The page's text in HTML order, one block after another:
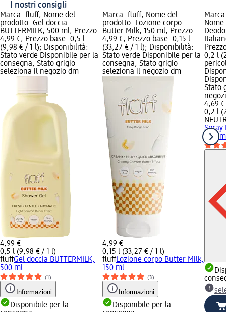
I nostri consigli
Marca: fluff; Nome del
prodotto: Gel doccia
BUTTERMILK, 500 ml; Prezzo:
4,99 €; Prezzo base: 0,5 l
(9,98 € / 1 l); Disponibilità:
Stato verde Disponibile per la
consegna, Stato grigio
seleziona il negozio dm
4,99 €
0,5 l (9,98 € / 1 l)
fluffGel doccia BUTTERMILK,
500 ml
(1)
Informazioni
Disponibile per la
Marca: fluff; Nome del
prodotto: Lozione corpo
Butter Milk, 150 ml; Prezzo:
4,99 €; Prezzo base: 0,15 l
(33,27 € / 1 l); Disponibilità:
Stato verde Disponibile per la
consegna, Stato grigio
seleziona il negozio dm
4,99 €
0,15 l (33,27 € / 1 l)
fluffLozione corpo Butter Milk,
150 ml
(3)
Informazioni
Disponibile per la
0,2 l
Stato
4,69 €
0,2 l
Spray